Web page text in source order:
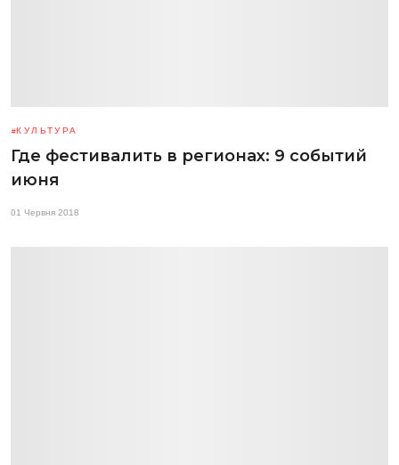
КУЛЬТУРА
Где фестивалить в регионах: 9 событий
июня
01 Червня 2018